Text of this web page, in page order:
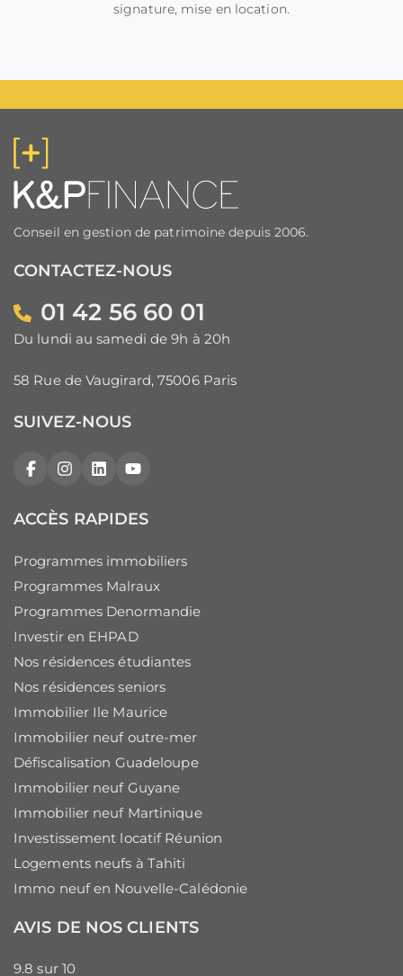
signature, mise en location.
Conseil en gestion de patrimoine depuis 2006.
CONTACTEZ-NOUS
01 42 56 60 01
Du lundi au samedi de 9h à 20h
58 Rue de Vaugirard, 75006 Paris
SUIVEZ-NOUS
FacebookInstagram
LinkedInYouTube
ACCÈS RAPIDES
Programmes immobiliers
Programmes Malraux
Programmes Denormandie
Investir en EHPAD
Nos résidences étudiantes
Nos résidences seniors
Immobilier Ile Maurice
Immobilier neuf outre-mer
Défiscalisation Guadeloupe
Immobilier neuf Guyane
Immobilier neuf Martinique
Investissement locatif Réunion
Logements neufs à Tahiti
Immo neuf en Nouvelle-Calédonie
AVIS DE NOS CLIENTS
9.8 sur 10